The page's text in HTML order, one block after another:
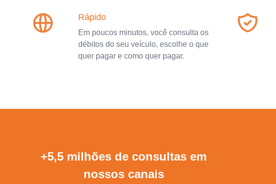
Rápido
Em poucos minutos, você consulta os
débitos do seu veículo, escolhe o que
quer pagar e como quer pagar.
+5,5 milhões de consultas em
nossos canais